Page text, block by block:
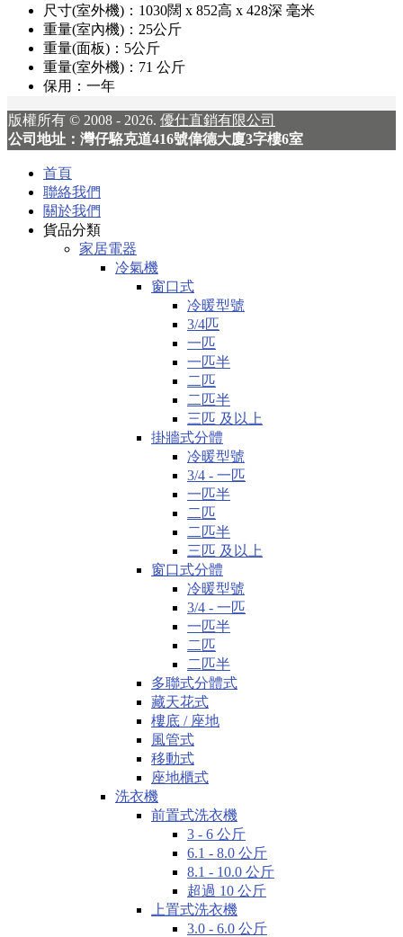
尺寸(室外機)：1030闊 x 852高 x 428深 毫米
重量(室內機)：25公斤
重量(面板)：5公斤
重量(室外機)：71 公斤
保用：一年
版權所有 © 2008 - 2026. 優仕直銷有限公司
公司地址：灣仔駱克道416號偉德大廈3字樓6室
首頁
聯絡我們
關於我們
貨品分類
家居電器
冷氣機
窗口式
冷暖型號
3/4匹
一匹
一匹半
二匹
二匹半
三匹 及以上
掛牆式分體
冷暖型號
3/4 - 一匹
一匹半
二匹
二匹半
三匹 及以上
窗口式分體
冷暖型號
3/4 - 一匹
一匹半
二匹
二匹半
多聯式分體式
藏天花式
樓底 / 座地
風管式
移動式
座地櫃式
洗衣機
前置式洗衣機
3 - 6 公斤
6.1 - 8.0 公斤
8.1 - 10.0 公斤
超過 10 公斤
上置式洗衣機
3.0 - 6.0 公斤